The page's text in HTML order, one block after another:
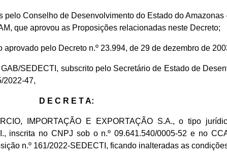
Conselho de Desenvolvimento do Estado do Amazonas
que aprovou as Proposições relacionadas neste Decreto;
pelo Decreto n.º 23.994, de 29 de dezembro de
SEDECTI, subscrito pelo Secretário de Estado de
2022-47,
D E C R E T A:
IMPORTAÇÃO E EXPORTAÇÃO S.A., o tipo
inscrita no CNPJ sob o n.º 09.641.540/0005-52 e no
n.º 161/2022-SEDECTI, ficando inalteradas as